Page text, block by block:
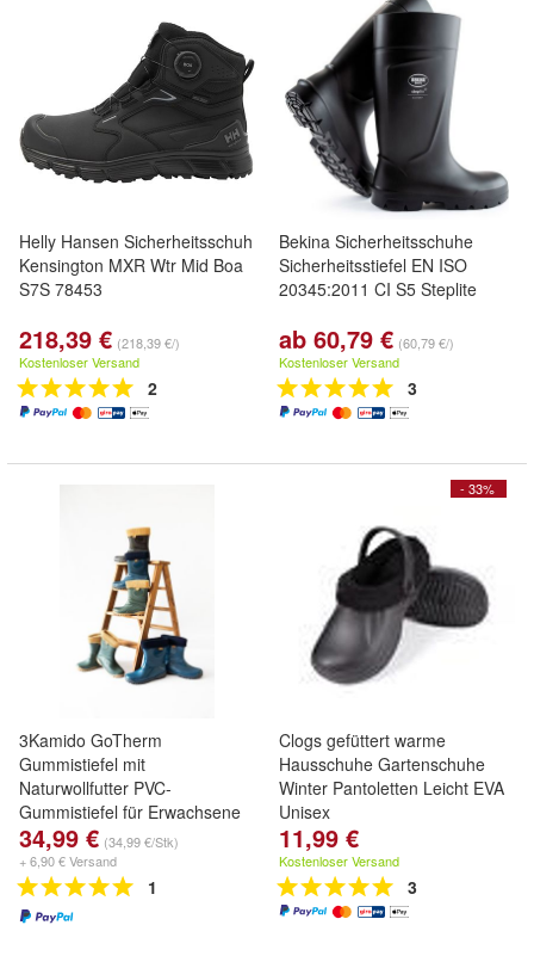
Helly Hansen Sicherheitsschuh
Kensington MXR Wtr Mid Boa
S7S 78453
218,39 € (218,39 €/)
Kostenloser Versand
2
Bekina Sicherheitsschuhe
Sicherheitsstiefel EN ISO
20345:2011 CI S5 Steplite
ab 60,79 € (60,79 €/)
Kostenloser Versand
3
3Kamido GoTherm
Gummistiefel mit
Naturwollfutter PVC-
Gummistiefel für Erwachsene
34,99 € (34,99 €/Stk)
+ 6,90 € Versand
1
- 33%
Clogs gefüttert warme
Hausschuhe Gartenschuhe
Winter Pantoletten Leicht EVA
Unisex
11,99 €
Kostenloser Versand
3